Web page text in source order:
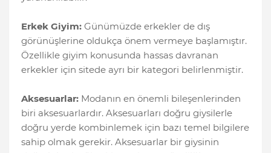
Erkek Giyim: Günümüzde erkekler de dış
görünüşlerine oldukça önem vermeye başlamıştır.
Özellikle giyim konusunda hassas davranan
erkekler için sitede ayrı bir kategori belirlenmiştir.
Aksesuarlar: Modanın en önemli bileşenlerinden
biri aksesuarlardır. Aksesuarları doğru giysilerle
doğru yerde kombinlemek için bazı temel bilgilere
sahip olmak gerekir. Aksesuarlar bir giysinin